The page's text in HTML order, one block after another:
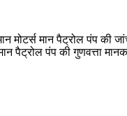
मान मोटर्स मान पैट्रोल
पैट्रोल पंप की गुणवत्ता